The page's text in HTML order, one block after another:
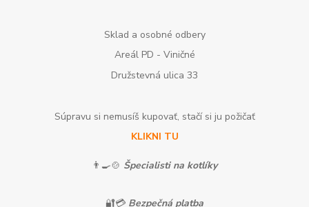
Sklad a osobné odbery
Areál PD - Viničné
Družstevná ulica 33
Súpravu si nemusíš kupovať, stačí si ju požičať
KLIKNI TU
👨‍🍳🍲 Špecialisti na kotlíky
🔐💳 Bezpečná platba